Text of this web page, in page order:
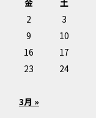
3月 »
2
3
9
10
16
17
23
24